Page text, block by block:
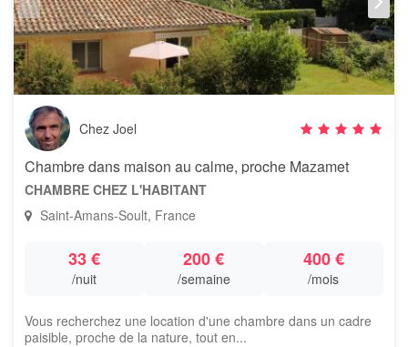
Chez Joel
Chambre dans maison au calme, proche Mazamet
CHAMBRE CHEZ L'HABITANT
Saint-Amans-Soult, France
33 €
/nuit
200 €
/semaine
400 €
/mois
Vous recherchez une location d'une chambre dans un cadre
paisible, proche de la nature, tout en...